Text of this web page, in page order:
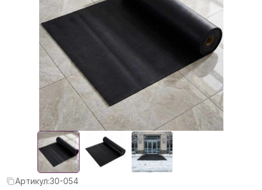
Артикул:30-054